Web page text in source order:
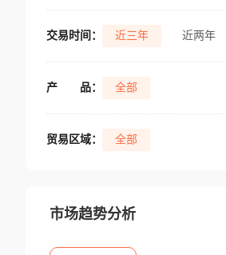
交易时间： 近三年 近两年
产 品： 全部
贸易区域： 全部
市场趋势分析